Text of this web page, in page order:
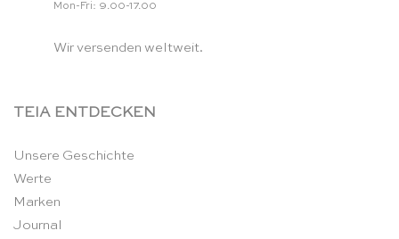
Mon-Fri: 9.00-17.00
Wir versenden weltweit.
TEIA ENTDECKEN
Unsere Geschichte
Werte
Marken
Journal